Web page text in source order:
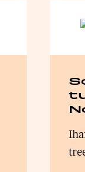
Ihanan pehmeät tuotteet arkeen ja